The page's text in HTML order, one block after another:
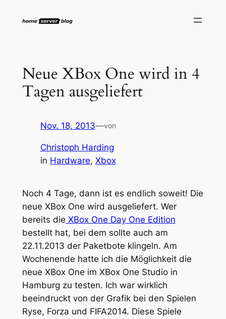
Inhalt
Neue XBox One wird in 4
Tagen ausgeliefert
Nov. 18, 2013—von
Christoph Harding
in Hardware, Xbox
Noch 4 Tage, dann ist es endlich soweit! Die
neue XBox One wird ausgeliefert. Wer
bereits die XBox One Day One Edition
bestellt hat, bei dem sollte auch am
22.11.2013 der Paketbote klingeln. Am
Wochenende hatte ich die Möglichkeit die
neue XBox One im XBox One Studio in
Hamburg zu testen. Ich war wirklich
beeindruckt von der Grafik bei den Spielen
Ryse, Forza und FIFA2014. Diese Spiele